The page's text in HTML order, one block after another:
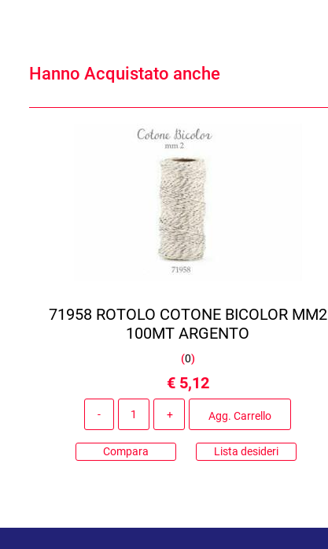
Hanno Acquistato anche
71958 ROTOLO COTONE BICOLOR MM2
100MT ARGENTO
(0)
€ 5,12
Agg. Carrello
Compara Lista desideri